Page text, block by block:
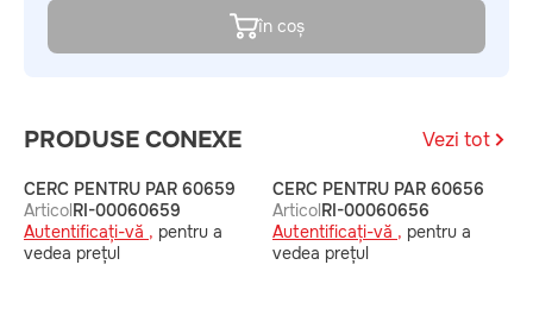
în coș
PRODUSE CONEXE Vezi tot
CERC PENTRU PAR 60659
ArticolRI-00060659
Autentificați-vă , pentru a
vedea prețul
CERC PENTRU PAR 60656
ArticolRI-00060656
Autentificați-vă , pentru a
vedea prețul